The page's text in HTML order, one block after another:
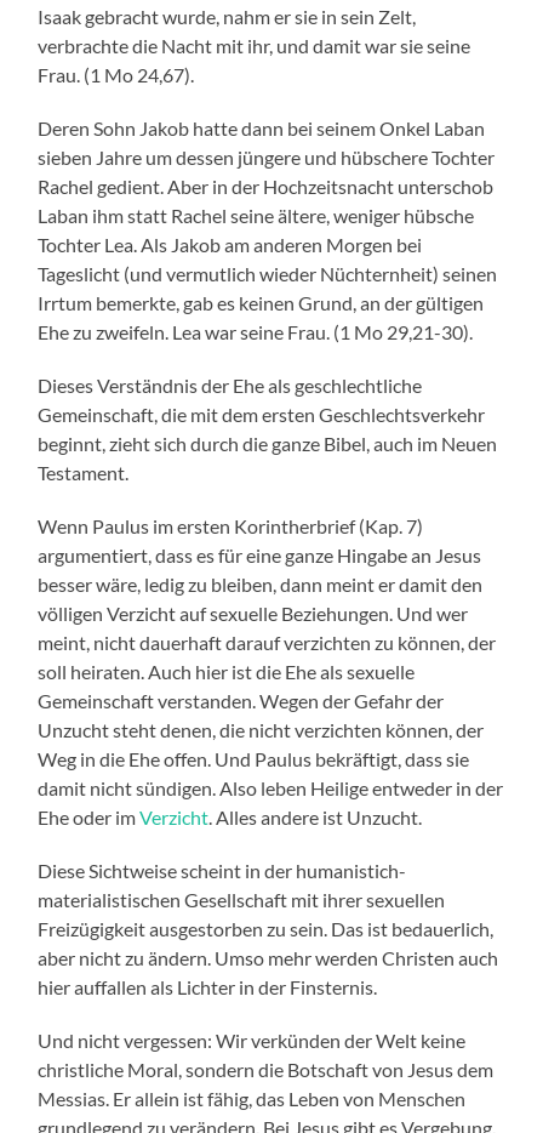
Isaak gebracht wurde, nahm er sie in sein Zelt,
verbrachte die Nacht mit ihr, und damit war sie seine
Frau. (1 Mo 24,67).
Deren Sohn Jakob hatte dann bei seinem Onkel Laban
sieben Jahre um dessen jüngere und hübschere Tochter
Rachel gedient. Aber in der Hochzeitsnacht unterschob
Laban ihm statt Rachel seine ältere, weniger hübsche
Tochter Lea. Als Jakob am anderen Morgen bei
Tageslicht (und vermutlich wieder Nüchternheit) seinen
Irrtum bemerkte, gab es keinen Grund, an der gültigen
Ehe zu zweifeln. Lea war seine Frau. (1 Mo 29,21-30).
Dieses Verständnis der Ehe als geschlechtliche
Gemeinschaft, die mit dem ersten Geschlechtsverkehr
beginnt, zieht sich durch die ganze Bibel, auch im Neuen
Testament.
Wenn Paulus im ersten Korintherbrief (Kap. 7)
argumentiert, dass es für eine ganze Hingabe an Jesus
besser wäre, ledig zu bleiben, dann meint er damit den
völligen Verzicht auf sexuelle Beziehungen. Und wer
meint, nicht dauerhaft darauf verzichten zu können, der
soll heiraten. Auch hier ist die Ehe als sexuelle
Gemeinschaft verstanden. Wegen der Gefahr der
Unzucht steht denen, die nicht verzichten können, der
Weg in die Ehe offen. Und Paulus bekräftigt, dass sie
damit nicht sündigen. Also leben Heilige entweder in der
Ehe oder imVerzicht . Alles andere ist Unzucht.
Diese Sichtweise scheint in der humanistich-
materialistischen Gesellschaft mit ihrer sexuellen
Freizügigkeit ausgestorben zu sein. Das ist bedauerlich,
aber nicht zu ändern. Umso mehr werden Christen auch
hier auffallen als Lichter in der Finsternis.
Und nicht vergessen: Wir verkünden der Welt keine
christliche Moral, sondern die Botschaft von Jesus dem
Messias. Er allein ist fähig, das Leben von Menschen
grundlegend zu verändern. Bei Jesus gibt es Vergebung,